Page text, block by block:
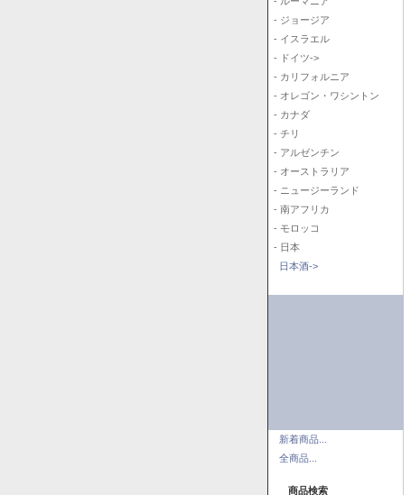
- ジョージア
- イスラエル
- ドイツ->
- カリフォルニア
- オレゴン・ワシントン
- カナダ
- チリ
- アルゼンチン
- オーストラリア
- ニュージーランド
- 南アフリカ
- モロッコ
- 日本
日本酒->
新着商品...
全商品...
商品検索